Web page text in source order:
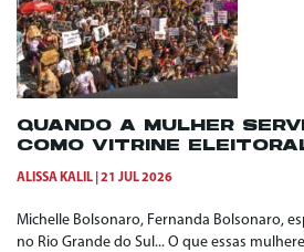
QUANDO A MULHER
COMO VITRINE
ALISSA KALIL 21 JUL 2026
Michelle Bolsonaro, Fernanda Bolsonaro,
no Rio Grande do Sul... O que essas